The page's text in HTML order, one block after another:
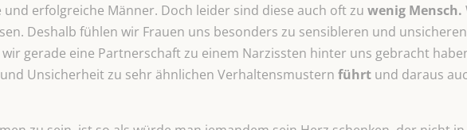
erfolgreiche Männer. Doch leider sind diese auch oft zu wenig Mensch.
Deshalb fühlen wir Frauen uns besonders zu sensibleren und unsicheren
gerade eine Partnerschaft zu einem Narzissten hinter uns gebracht
Unsicherheit zu sehr ähnlichen Verhaltensmustern führtund daraus